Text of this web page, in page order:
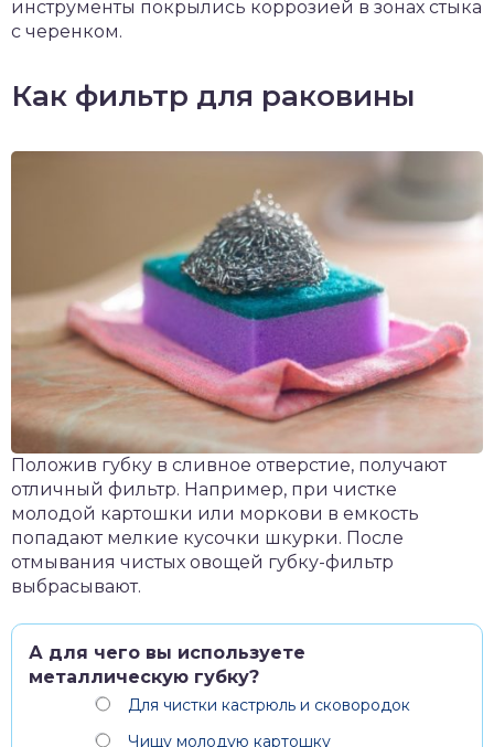
инструменты покрылись коррозией в зонах стыка
с черенком.
Как фильтр для раковины
Положив губку в сливное отверстие, получают
отличный фильтр. Например, при чистке
молодой картошки или моркови в емкость
попадают мелкие кусочки шкурки. После
отмывания чистых овощей губку-фильтр
выбрасывают.
А для чего вы используете
металлическую губку?
Для чистки кастрюль и сковородок
Чищу молодую картошку